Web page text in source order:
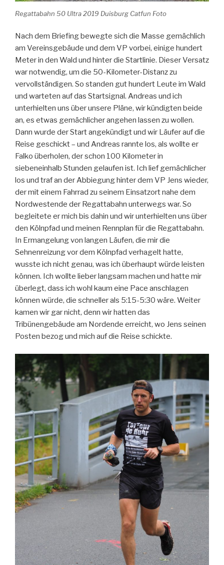
Regattabahn 50 Ultra 2019 Duisburg Catfun Foto
Nach dem Briefing bewegte sich die Masse gemächlich
am Vereinsgebäude und dem VP vorbei, einige hundert
Meter in den Wald und hinter die Startlinie. Dieser Versatz
war notwendig, um die 50-Kilometer-Distanz zu
vervollständigen. So standen gut hundert Leute im Wald
und warteten auf das Startsignal. Andreas und ich
unterhielten uns über unsere Pläne, wir kündigten beide
an, es etwas gemächlicher angehen lassen zu wollen.
Dann wurde der Start angekündigt und wir Läufer auf die
Reise geschickt – und Andreas rannte los, als wollte er
Falko überholen, der schon 100 Kilometer in
siebeneinhalb Stunden gelaufen ist. Ich lief gemächlicher
los und traf an der Abbiegung hinter dem VP Jens wieder,
der mit einem Fahrrad zu seinem Einsatzort nahe dem
Nordwestende der Regattabahn unterwegs war. So
begleitete er mich bis dahin und wir unterhielten uns über
den Kölnpfad und meinen Rennplan für die Regattabahn.
In Ermangelung von langen Läufen, die mir die
Sehnenreizung vor dem Kölnpfad verhagelt hatte,
wusste ich nicht genau, was ich überhaupt würde leisten
können. Ich wollte lieber langsam machen und hatte mir
überlegt, dass ich wohl kaum eine Pace anschlagen
können würde, die schneller als 5:15-5:30 wäre. Weiter
kamen wir gar nicht, denn wir hatten das
Tribünengebäude am Nordende erreicht, wo Jens seinen
Posten bezog und mich auf die Reise schickte.